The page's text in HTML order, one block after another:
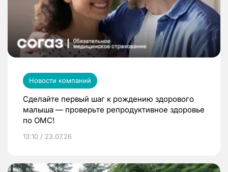
Новости компаний
Сделайте первый шаг к рождению здорового
малыша — проверьте репродуктивное здоровье
по ОМС!
13:10 / 23.07.26